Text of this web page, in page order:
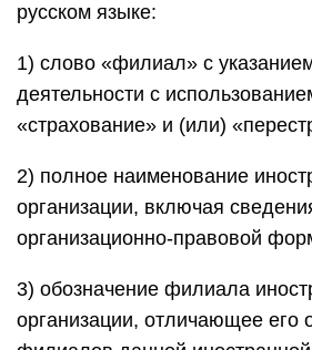
русском языке:
1) слово «филиал» с
деятельности с
«страхование» и (или)
2) полное наименование
организации, включая
организационно-правовой
3) обозначение филиала
организации, отличающее его